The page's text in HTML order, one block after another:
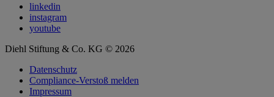
linkedin
instagram
youtube
Diehl Stiftung & Co. KG © 2026
Datenschutz
Compliance-Verstoß melden
Impressum